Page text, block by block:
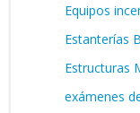
Equipos
Estanterías
Estructuras
exámenes